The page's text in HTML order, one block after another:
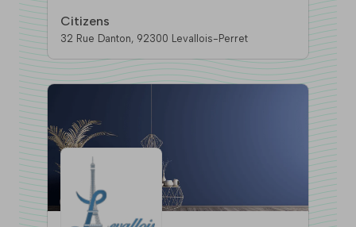
Citizens
32 Rue Danton, 92300 Levallois-Perret